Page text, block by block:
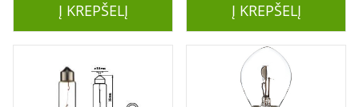
Į KREPŠELĮ Į KREPŠELĮ